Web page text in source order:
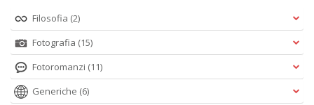
Filosofia (2)
Fotografia (15)
Fotoromanzi (11)
Generiche (6)